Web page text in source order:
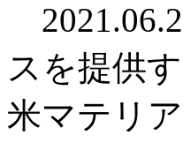
スを提供
米マテリ